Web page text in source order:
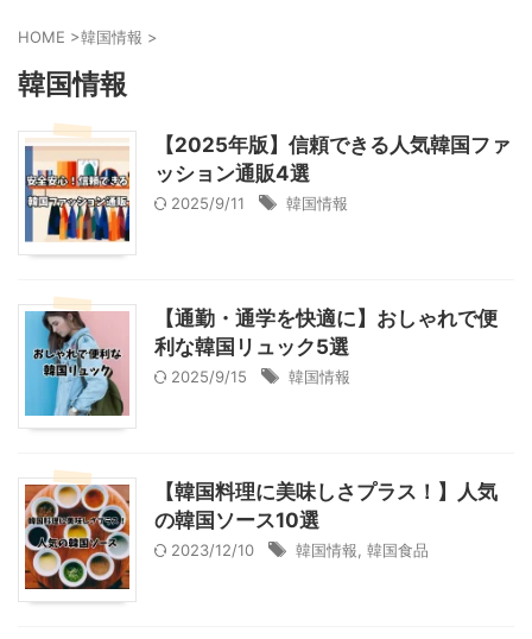
HOME >韓国情報 >
韓国情報
【2025年版】信頼できる人気韓国ファ
ッション通販4選
2025/9/11 韓国情報
【通勤・通学を快適に】おしゃれで便
利な韓国リュック5選
2025/9/15 韓国情報
【韓国料理に美味しさプラス！】人気
の韓国ソース10選
2023/12/10 韓国情報 韓国食品